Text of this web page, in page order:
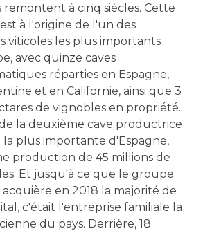
remontent à cinq siècles. Cette
à l'origine de l'un des
viticoles les plus importants
avec quinze caves
réparties en Espagne,
et en Californie, ainsi que 3
de vignobles en propriété.
la deuxième cave productrice
la plus importante d'Espagne,
production de 45 millions de
Et jusqu'à ce que le groupe
acquière en 2018 la majorité de
c'était l'entreprise familiale la
du pays. Derrière, 18